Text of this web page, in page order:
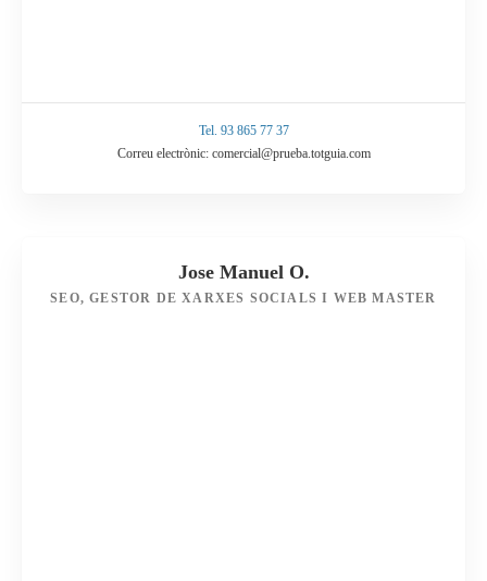
Tel. 93 865 77 37
Correu electrònic: comercial@prueba.totguia.com
Jose Manuel O.
SEO, GESTOR DE XARXES SOCIALS I WEB MASTER